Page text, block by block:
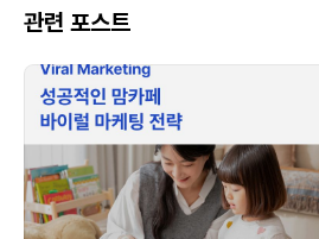
관련 포스트